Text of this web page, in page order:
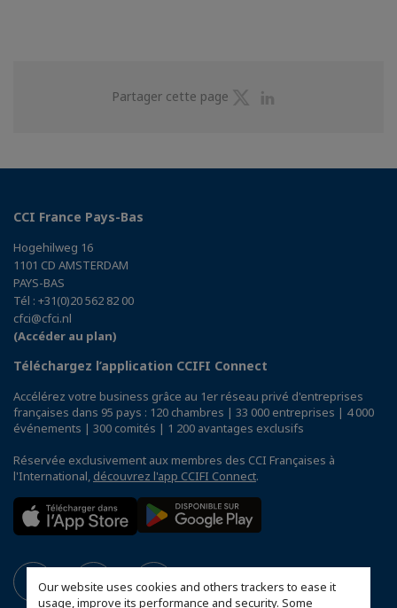
Our website uses cookies and others trackers to ease it
usage, improve its performance and security. Some
Partager cette page
Partager
CCI France Pays-Bas
Hogehilweg 16
1101 CD AMSTERDAM
PAYS-BAS
Tél : +31(0)20 562 82 00
cfci@cfci.nl
(Accéder au plan)
Téléchargez l’application CCIFI Connect
Accélérez votre business grâce au 1er réseau privé d'entreprises
françaises dans 95 pays : 120 chambres | 33 000 entreprises | 4 000
événements | 300 comités | 1 200 avantages exclusifs
Réservée exclusivement aux membres des CCI Françaises à
l'International, découvrez l'app CCIFI Connect.